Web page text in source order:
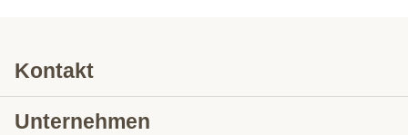
Kontakt
Unternehmen